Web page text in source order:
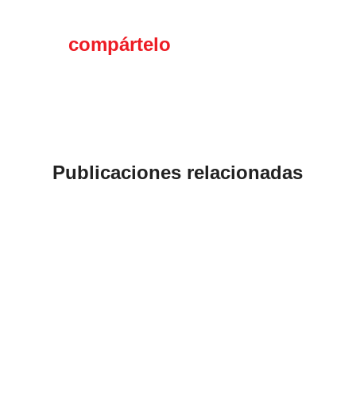
compártelo
Publicaciones relacionadas